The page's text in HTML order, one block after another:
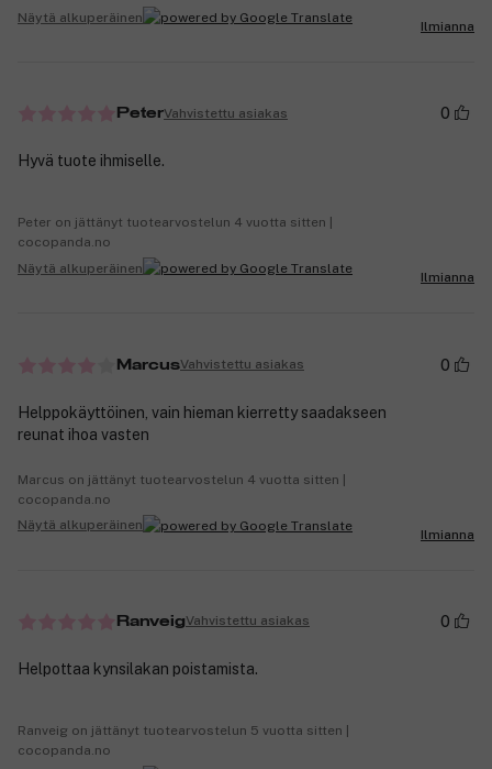
Näytä alkuperäinen
Ilmianna
PeterVahvistettu asiakas 0
Hyvä tuote ihmiselle.
Peter on jättänyt tuotearvostelun 4 vuotta sitten |
cocopanda.no
Näytä alkuperäinen
Ilmianna
MarcusVahvistettu asiakas 0
Helppokäyttöinen, vain hieman kierretty saadakseen
reunat ihoa vasten
Marcus on jättänyt tuotearvostelun 4 vuotta sitten |
cocopanda.no
Näytä alkuperäinen
Ilmianna
RanveigVahvistettu asiakas 0
Helpottaa kynsilakan poistamista.
Ranveig on jättänyt tuotearvostelun 5 vuotta sitten |
cocopanda.no